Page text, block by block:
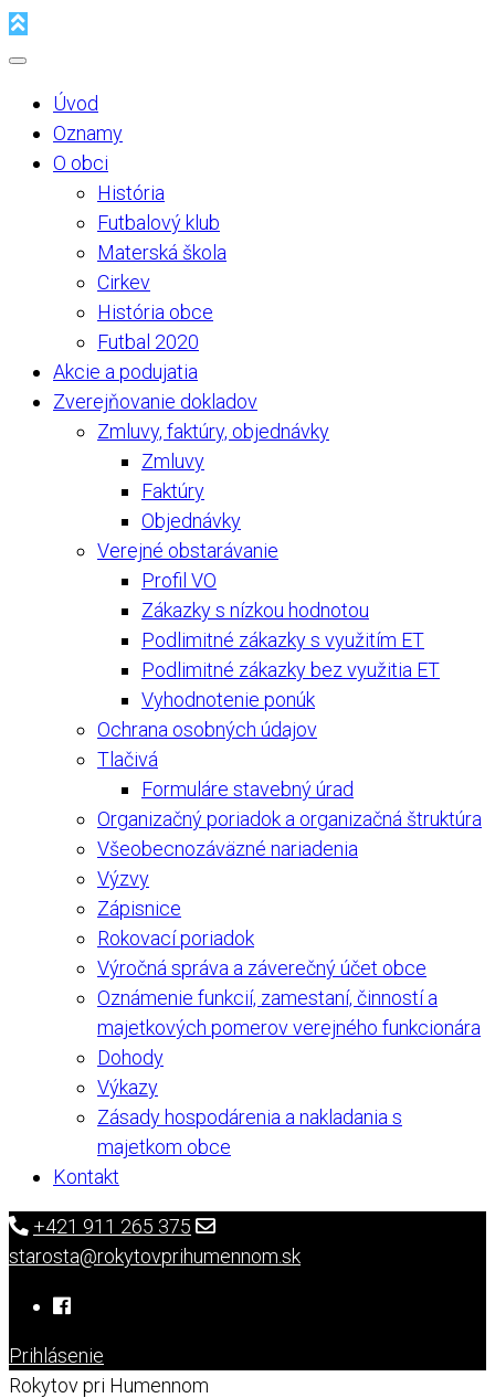
Úvod
Oznamy
O obci
História
Futbalový klub
Materská škola
Cirkev
História obce
Futbal 2020
Akcie a podujatia
Zverejňovanie dokladov
Zmluvy, faktúry, objednávky
Zmluvy
Faktúry
Objednávky
Verejné obstarávanie
Profil VO
Zákazky s nízkou hodnotou
Podlimitné zákazky s využitím ET
Podlimitné zákazky bez využitia ET
Vyhodnotenie ponúk
Ochrana osobných údajov
Tlačivá
Formuláre stavebný úrad
Organizačný poriadok a organizačná štruktúra
Všeobecnozáväzné nariadenia
Výzvy
Zápisnice
Rokovací poriadok
Výročná správa a záverečný účet obce
Oznámenie funkcií, zamestaní, činností a
majetkových pomerov verejného funkcionára
Dohody
Výkazy
Zásady hospodárenia a nakladania s
majetkom obce
Kontakt
+421 911 265 375
starosta@rokytovprihumennom.sk
Prihlásenie
Rokytov pri Humennom